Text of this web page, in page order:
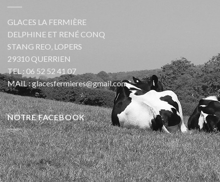
GLACES LA FERMIÈRE
DELPHINE ET RENÉ CONQ
STANG REO, LOPERS
29310 QUERRIEN
TEL : 06 52 52 41 07
MAIL :glacesfermieres@gmail.com
NOTRE FACEBOOK